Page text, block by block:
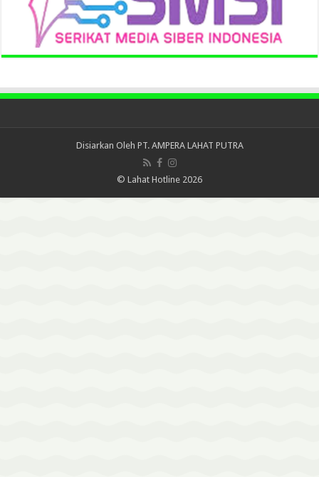
Disiarkan Oleh PT. AMPERA LAHAT PUTRA
© Lahat Hotline 2026